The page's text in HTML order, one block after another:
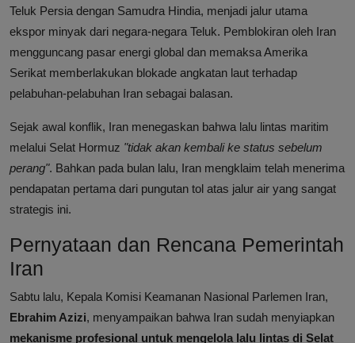
Teluk Persia dengan Samudra Hindia, menjadi jalur utama
ekspor minyak dari negara-negara Teluk. Pemblokiran oleh Iran
mengguncang pasar energi global dan memaksa Amerika
Serikat memberlakukan blokade angkatan laut terhadap
pelabuhan-pelabuhan Iran sebagai balasan.
Sejak awal konflik, Iran menegaskan bahwa lalu lintas maritim
melalui Selat Hormuz "tidak akan kembali ke status sebelum
perang". Bahkan pada bulan lalu, Iran mengklaim telah menerima
pendapatan pertama dari pungutan tol atas jalur air yang sangat
strategis ini.
Pernyataan dan Rencana Pemerintah
Iran
Sabtu lalu, Kepala Komisi Keamanan Nasional Parlemen Iran,
Ebrahim Azizi, menyampaikan bahwa Iran sudah menyiapkan
mekanisme profesional untuk mengelola lalu lintas di Selat